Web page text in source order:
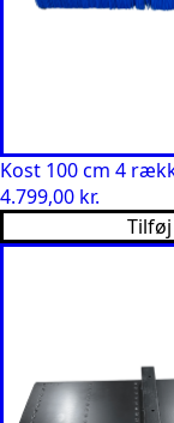
Kost 100 cm 4
4.799,00 kr.